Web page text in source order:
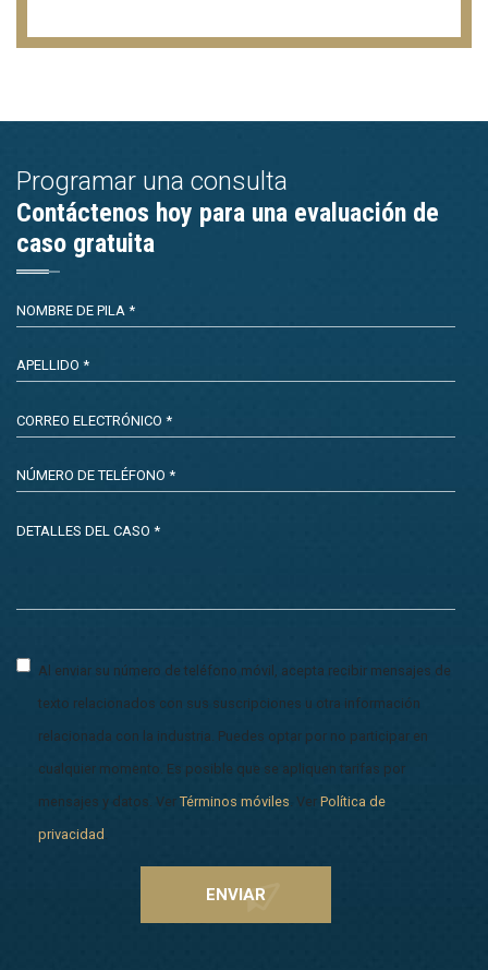
Programar una consulta
Contáctenos hoy para una evaluación de
caso gratuita
Al enviar su número de teléfono móvil, acepta recibir mensajes de
texto relacionados con sus suscripciones u otra información
relacionada con la industria. Puedes optar por no participar en
cualquier momento. Es posible que se apliquen tarifas por
mensajes y datos. Ver Términos móviles . Ver Política de
privacidad